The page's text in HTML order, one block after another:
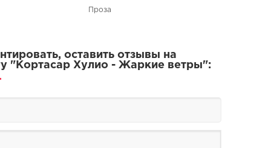
Проза
оставить отзывы на
"Кортасар Хулио - Жаркие ветры":